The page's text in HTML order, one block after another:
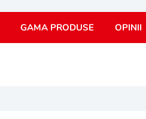
GAMA PRODUSE OPINII